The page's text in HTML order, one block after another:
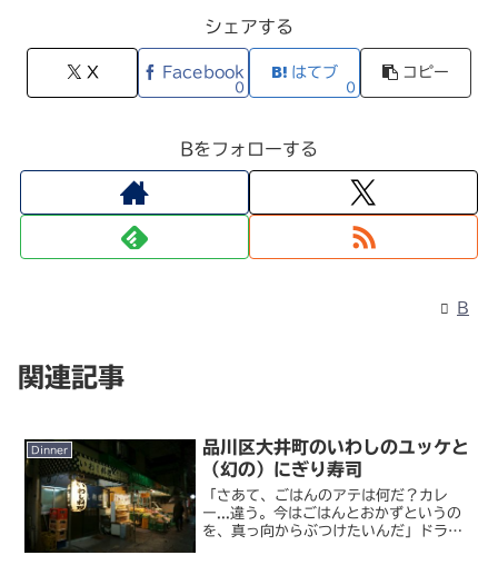
シェアする
X Facebook
0
はてブ
0
コピー
Bをフォローする
B
関連記事
Dinner
品川区大井町のいわしのユッケと
（幻の）にぎり寿司
「さあて、ごはんのアテは何だ？カレ
ー...違う。今はごはんとおかずというの
を、真っ向からぶつけたいんだ」ドラマ